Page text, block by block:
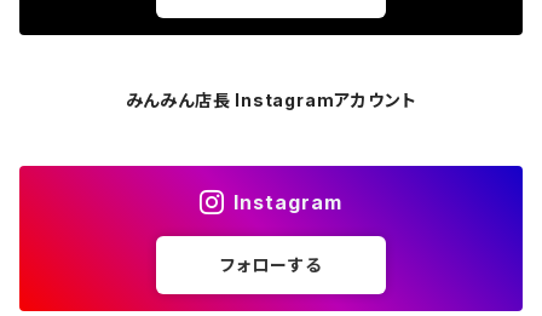
みんみん店長 Instagramアカウント
Instagram
フォローする